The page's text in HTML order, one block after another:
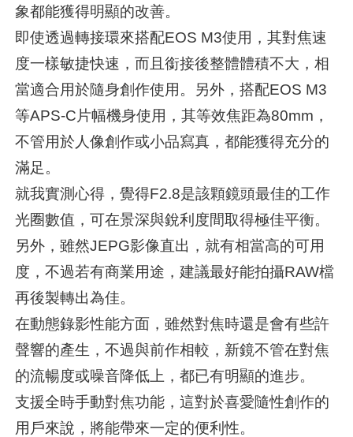
象都能獲得明顯的改善。
即使透過轉接環來搭配EOS M3使用，其對焦速
度一樣敏捷快速，而且銜接後整體體積不大，相
當適合用於隨身創作使用。另外，搭配EOS M3
等APS-C片幅機身使用，其等效焦距為80mm，
不管用於人像創作或小品寫真，都能獲得充分的
滿足。
就我實測心得，覺得F2.8是該顆鏡頭最佳的工作
光圈數值，可在景深與銳利度間取得極佳平衡。
另外，雖然JEPG影像直出，就有相當高的可用
度，不過若有商業用途，建議最好能拍攝RAW檔
再後製轉出為佳。
在動態錄影性能方面，雖然對焦時還是會有些許
聲響的產生，不過與前作相較，新鏡不管在對焦
的流暢度或噪音降低上，都已有明顯的進步。
支援全時手動對焦功能，這對於喜愛隨性創作的
用戶來說，將能帶來一定的便利性。